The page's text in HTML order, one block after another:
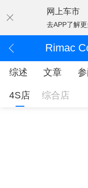
网上车市
去APP了解
Rimac
综述 文章
4S店 综合店